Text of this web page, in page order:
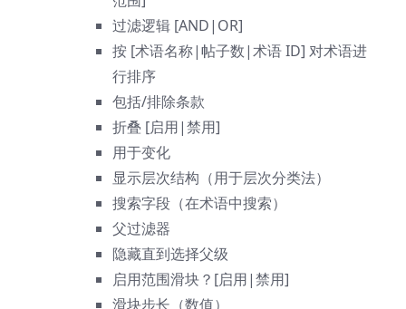
过滤逻辑 [AND|OR]
按 [术语名称|帖子数|术语 ID] 对术语进
行排序
包括/排除条款
折叠 [启用|禁用]
用于变化
显示层次结构（用于层次分类法）
搜索字段（在术语中搜索）
父过滤器
隐藏直到选择父级
启用范围滑块？[启用|禁用]
滑块步长（数值）